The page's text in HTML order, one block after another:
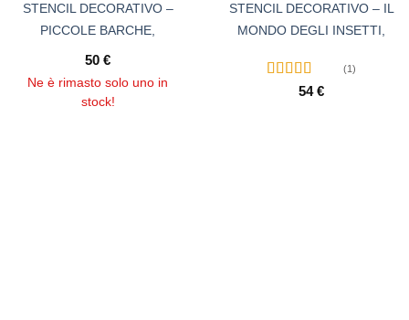
STENCIL DECORATIVO –
PICCOLE BARCHE,
RIUTILIZZABILE
50 €
Ne è rimasto solo uno in
stock!
STENCIL DECORATIVO – IL
MONDO DEGLI INSETTI,
Valutato
(1)
54€